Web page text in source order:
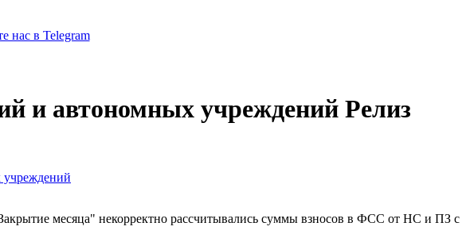
нас в Telegram
и автономных учреждений Релиз
учреждений
месяца" некорректно рассчитывались суммы взносов в ФСС от НС и ПЗ с